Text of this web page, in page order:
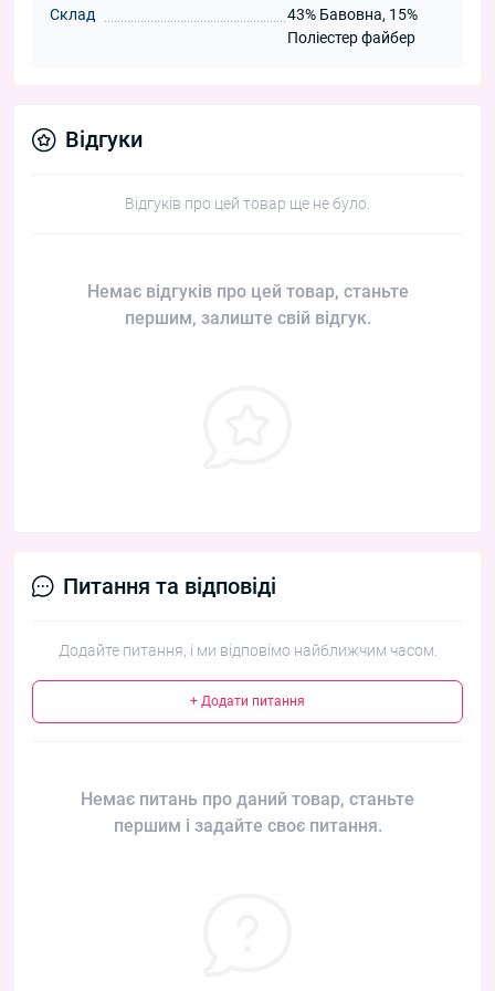
Склад
43% Бавовна, 15%
Поліестер файбер
Відгуки
Відгуків про цей товар ще не було.
Немає відгуків про цей товар, станьте
першим, залиште свій відгук.
Питання та відповіді
Додайте питання, і ми відповімо найближчим часом.
+ Додати питання
Немає питань про даний товар, станьте
першим і задайте своє питання.